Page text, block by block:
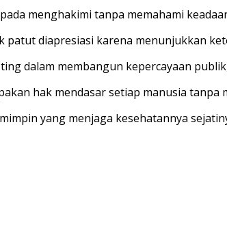
menghakimi tanpa memahami
diapresiasi karena menunjukkan
dalam membangun kepercayaan
hak mendasar setiap manusia tanpa
yang menjaga kesehatannya